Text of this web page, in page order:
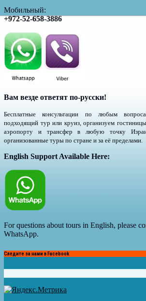
Мобильный:
+972-52-658-3886
Вам везде ответят по-русски!
Бесплатные консультации по любым
подходящий тур или круиз, организуем
аэропорту и трансфер в любую точку
организованные туры по стране и за её пределами.
English Support Available Here:
For questions about tours in English, please
WhatsApp.
Следите за нами в Facebook